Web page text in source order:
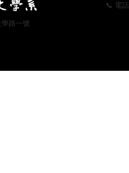
📞 電話：+886-82-
路一號